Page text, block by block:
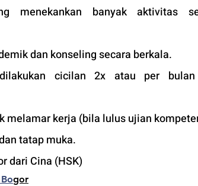
menekankan banyak aktivitas
dan konseling secara berkala.
cicilan 2x atau per
melamar kerja (bila lulus ujian
tatap muka.
dari Cina (HSK)
gor